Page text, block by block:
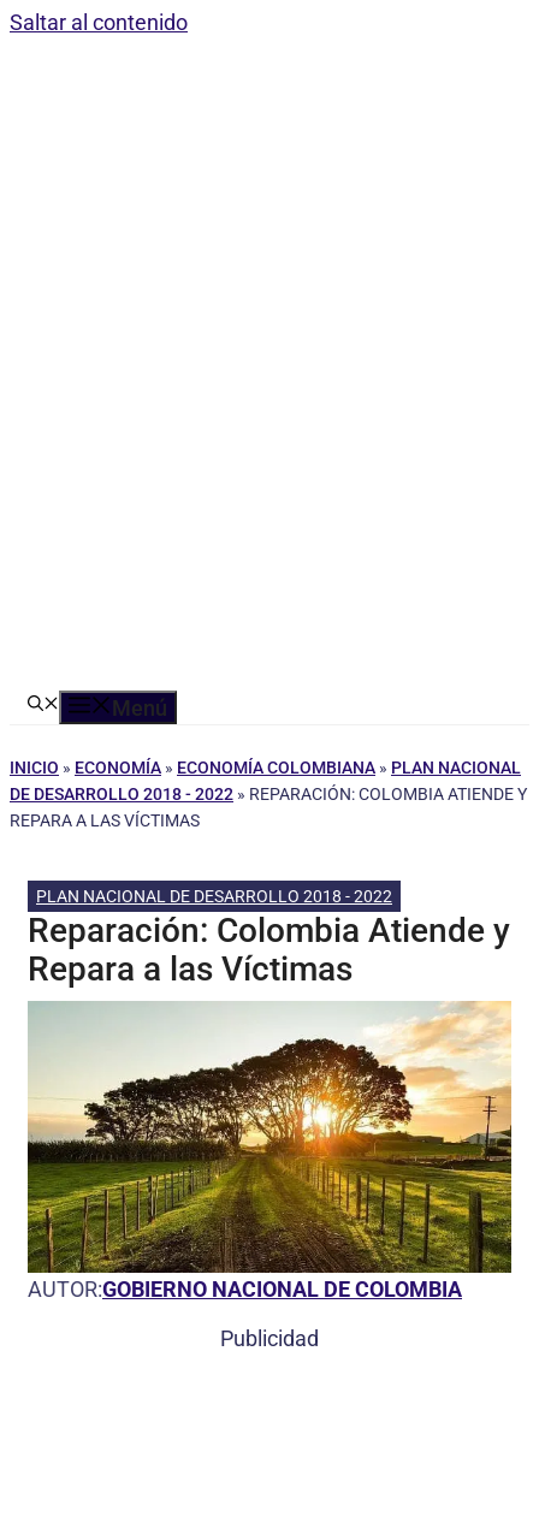
Saltar al contenido
Menú
INICIO » ECONOMÍA » ECONOMÍA COLOMBIANA » PLAN NACIONAL
DE DESARROLLO 2018 - 2022 » REPARACIÓN: COLOMBIA ATIENDE Y
REPARA A LAS VÍCTIMAS
PLAN NACIONAL DE DESARROLLO 2018 - 2022
Reparación: Colombia Atiende y
Repara a las Víctimas
AUTOR:GOBIERNO NACIONAL DE COLOMBIA
Publicidad